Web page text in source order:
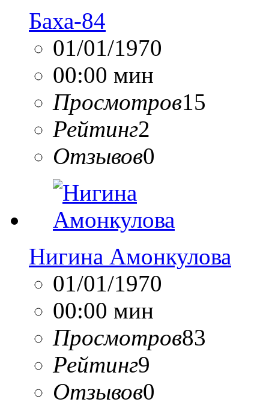
Баха-84
01/01/1970
00:00 мин
Просмотров15
Рейтинг2
Отзывов0
Нигина Амонкулова
01/01/1970
00:00 мин
Просмотров83
Рейтинг9
Отзывов0